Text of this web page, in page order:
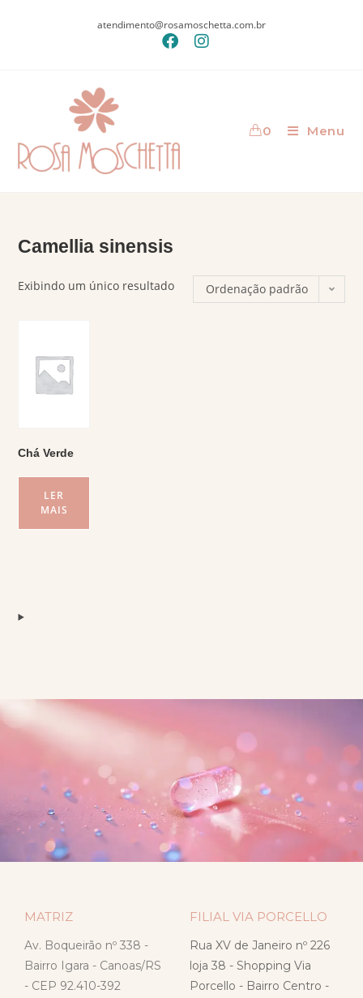
atendimento@rosamoschetta.com.br
0 Menu
Camellia sinensis
Exibindo um único resultado Ordenação padrão
Chá Verde
LER
MAIS
MATRIZ
Av. Boqueirão nº 338 -
Bairro Igara - Canoas/RS
- CEP 92.410-392
FILIAL VIA PORCELLO
Rua XV de Janeiro nº 226
loja 38 - Shopping Via
Porcello - Bairro Centro -